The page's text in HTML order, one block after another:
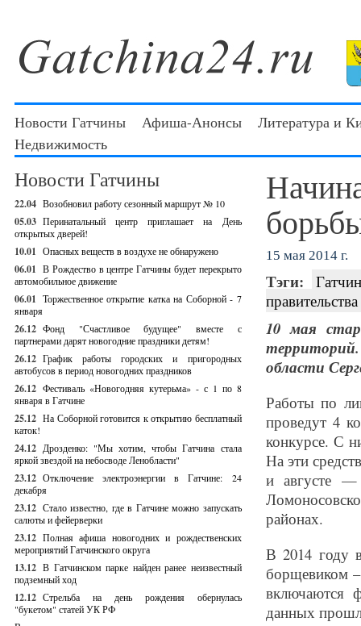
Новости Гатчины Афиша-Анонсы
Литература и
Недвижимость
Новости Гатчины
22.04 Возобновил работу сезонный маршрут № 10
05.03 Перинатальный центр приглашает на День
открытых дверей!
10.01 Опасных веществ в воздухе не обнаружено
06.01 В Рождество в центре Гатчины будет перекрыто
автомобильное движение
06.01 Торжественное открытие катка на Соборной - 7
января
26.12 Фонд "Счастливое будущее" вместе с
партнерами дарят новогодние праздники детям!
26.12 График работы городских и пригородных
автобусов в период новогодних праздников
26.12 Фестиваль «Новогодняя кутерьма» - с 1 по 8
января в Гатчине
25.12 На Соборной готовится к открытию бесплатный
каток!
24.12 Дрозденко: "Мы хотим, чтобы Гатчина стала
яркой звездой на небосводе Ленобласти"
23.12 Отключение электроэнергии в Гатчине: 24
декабря
23.12 Стало известно, где в Гатчине можно запускать
салюты и фейерверки
23.12 Полная афиша новогодних и рождественских
мероприятий Гатчинского округа
13.12 В Гатчинском парке найден ранее неизвестный
подземный ход
12.12 Стрельба на день рождения обернулась
"букетом" статей УК РФ
15 мая 2014 г.
Тэги:
правительства
10 мая
области
Работы по
проведут 4
конкурсе. С
На эти
и августе —
районах.
В 2014 году
борщевиком –
включаются
данных